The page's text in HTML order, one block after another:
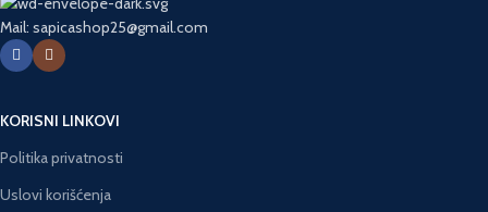
Mail: sapicashop25@gmail.com
KORISNI LINKOVI
Politika privatnosti
Uslovi korišćenja